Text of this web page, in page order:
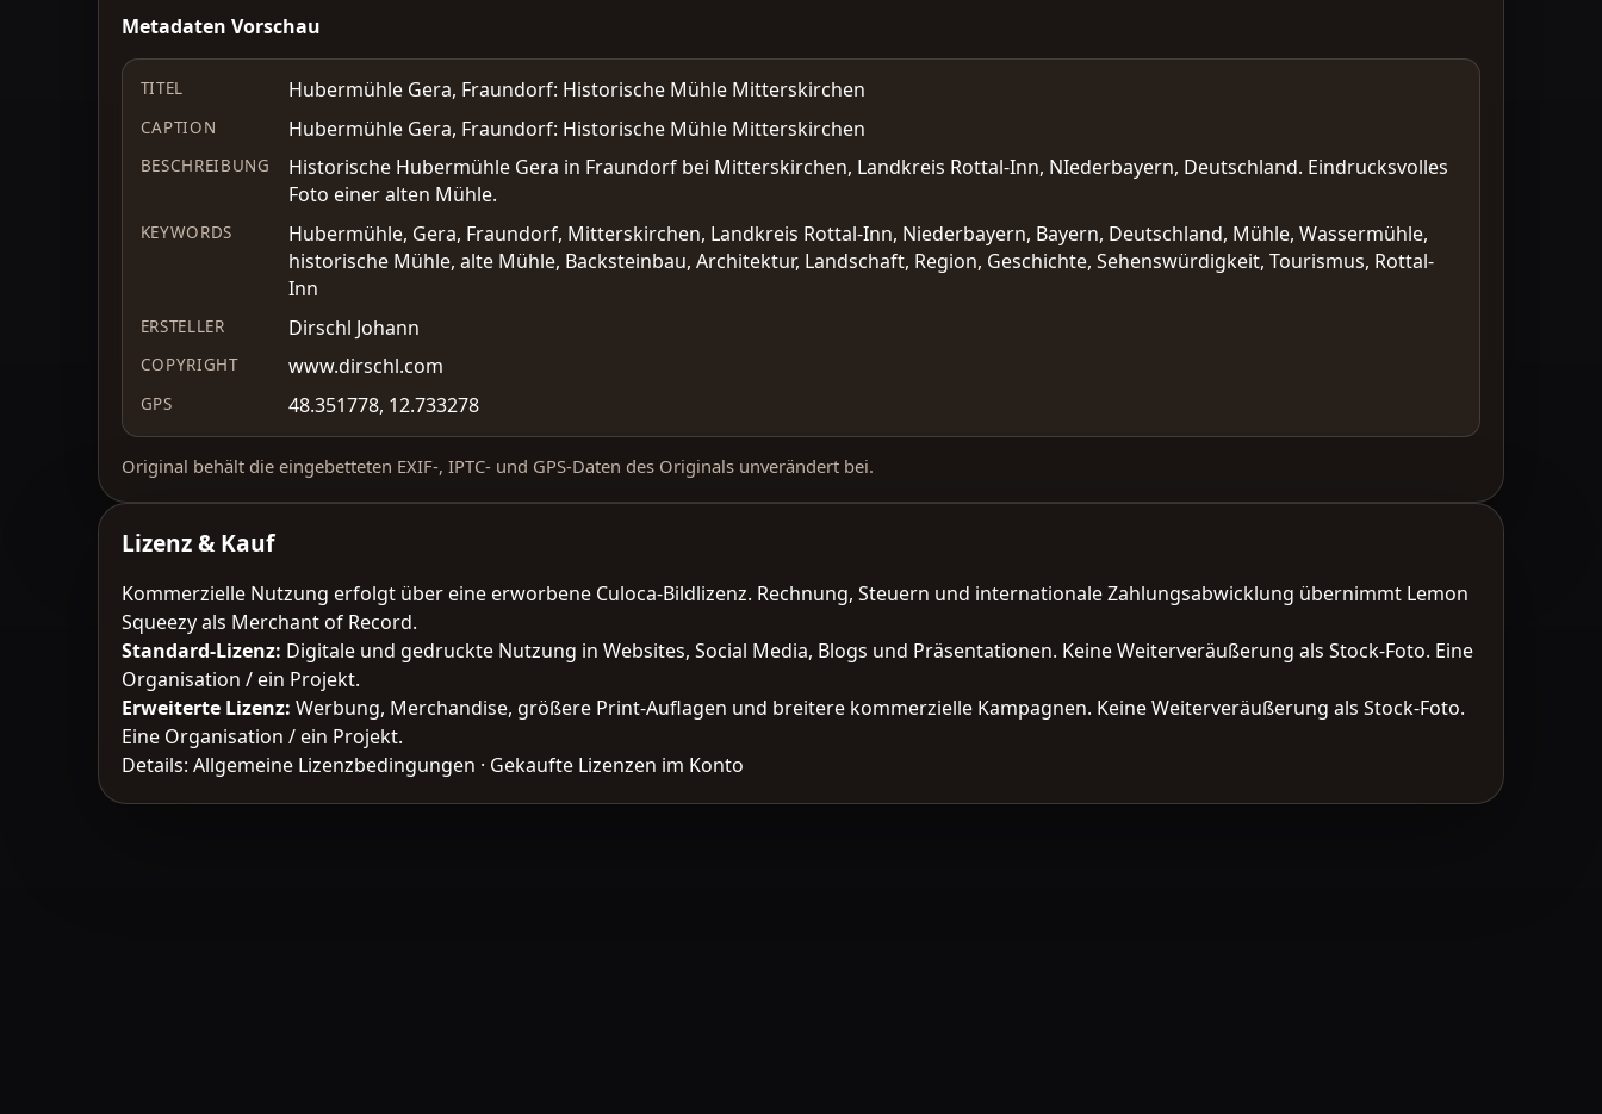
Metadaten Vorschau
TITEL Hubermühle Gera, Fraundorf: Historische Mühle Mitterskirchen
CAPTION Hubermühle Gera, Fraundorf: Historische Mühle Mitterskirchen
BESCHREIBUNG
Historische Hubermühle Gera in Fraundorf bei Mitterskirchen, Landkreis Rottal-Inn, NIederbayern, Deutschland. Eindrucksvolles
Foto einer alten Mühle.
KEYWORDS
Hubermühle, Gera, Fraundorf, Mitterskirchen, Landkreis Rottal-Inn, Niederbayern, Bayern, Deutschland, Mühle, Wassermühle,
historische Mühle, alte Mühle, Backsteinbau, Architektur, Landschaft, Region, Geschichte, Sehenswürdigkeit, Tourismus, Rottal-
Inn
ERSTELLER Dirschl Johann
COPYRIGHT www.dirschl.com
GPS 48.351778, 12.733278
Original behält die eingebetteten EXIF-, IPTC- und GPS-Daten des Originals unverändert bei.
Lizenz & Kauf
Kommerzielle Nutzung erfolgt über eine erworbene Culoca-Bildlizenz. Rechnung, Steuern und internationale Zahlungsabwicklung übernimmt Lemon
Squeezy als Merchant of Record.
Standard-Lizenz: Digitale und gedruckte Nutzung in Websites, Social Media, Blogs und Präsentationen. Keine Weiterveräußerung als Stock-Foto. Eine
Organisation / ein Projekt.
Erweiterte Lizenz: Werbung, Merchandise, größere Print-Auflagen und breitere kommerzielle Kampagnen. Keine Weiterveräußerung als Stock-Foto.
Eine Organisation / ein Projekt.
Details:Allgemeine Lizenzbedingungen · Gekaufte Lizenzen im Konto